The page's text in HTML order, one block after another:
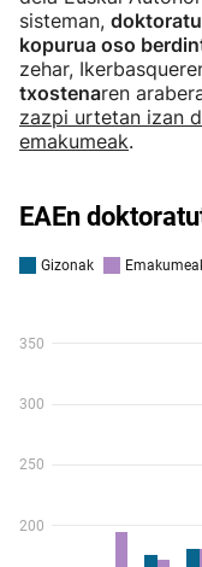
sisteman,
kopurua oso
zehar,
txostenaren
zazpi urtetan izan
emakumeak.